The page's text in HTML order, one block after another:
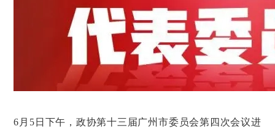
6月5日下午，政协第十三届广州市委员会第四次会议进